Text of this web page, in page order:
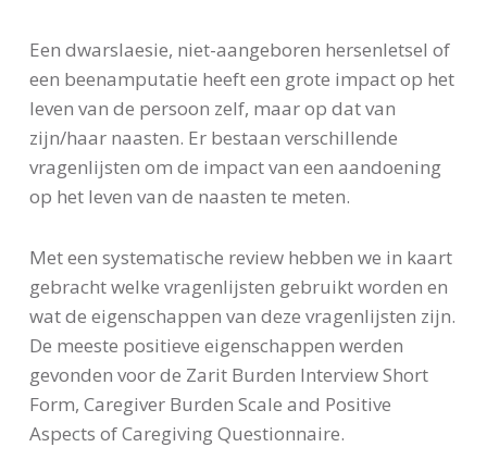
Een dwarslaesie, niet-aangeboren hersenletsel of
een beenamputatie heeft een grote impact op het
leven van de persoon zelf, maar op dat van
zijn/haar naasten. Er bestaan verschillende
vragenlijsten om de impact van een aandoening
op het leven van de naasten te meten.
Met een systematische review hebben we in kaart
gebracht welke vragenlijsten gebruikt worden en
wat de eigenschappen van deze vragenlijsten zijn.
De meeste positieve eigenschappen werden
gevonden voor de Zarit Burden Interview Short
Form, Caregiver Burden Scale and Positive
Aspects of Caregiving Questionnaire.